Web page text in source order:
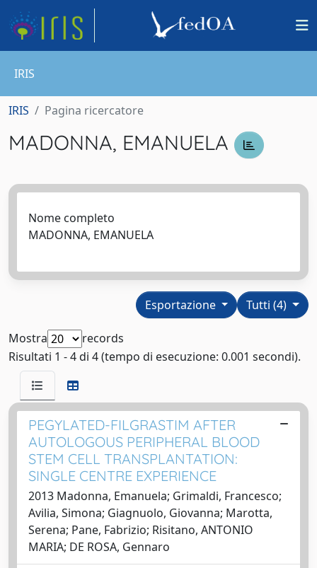
IRIS
IRIS Pagina ricercatore
MADONNA, EMANUELA
Nome completo
MADONNA, EMANUELA
Tutti (4)
Esportazione
Mostra
records
Risultati 1 - 4 di 4 (tempo di esecuzione: 0.001 secondi).
PEGYLATED-FILGRASTIM AFTER
AUTOLOGOUS PERIPHERAL BLOOD
STEM CELL TRANSPLANTATION:
SINGLE CENTRE EXPERIENCE
2013 Madonna, Emanuela; Grimaldi, Francesco;
Avilia, Simona; Giagnuolo, Giovanna; Marotta,
Serena; Pane, Fabrizio; Risitano, ANTONIO
MARIA; DE ROSA, Gennaro